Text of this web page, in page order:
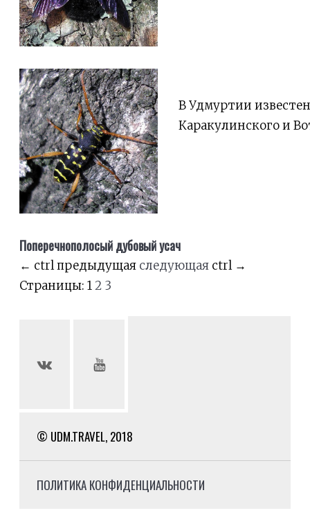
Поперечнополосый дубовый усач
В Удмуртии
Каракулинского и
← ctrlпредыдущая следующая ctrl →
Страницы: 12 3
© UDM.TRAVEL, 2018
ПОЛИТИКА КОНФИДЕНЦИАЛЬНОСТИ